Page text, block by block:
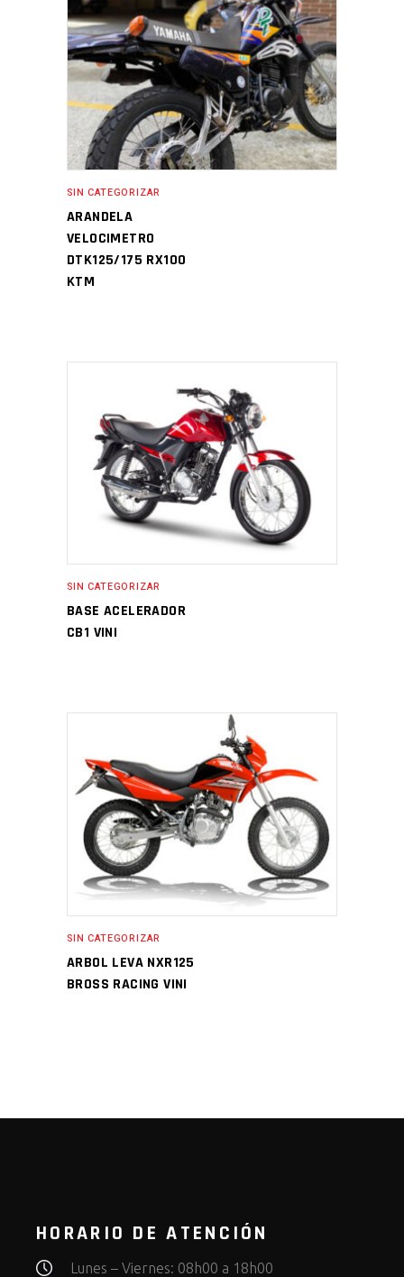
SIN CATEGORIZAR
ARANDELA
VELOCIMETRO
DTK125/175 RX100
KTM
SIN CATEGORIZAR
BASE ACELERADOR
CB1 VINI
SIN CATEGORIZAR
ARBOL LEVA NXR125
BROSS RACING VINI
HORARIO DE ATENCIÓN
Lunes – Viernes: 08h00 a 18h00